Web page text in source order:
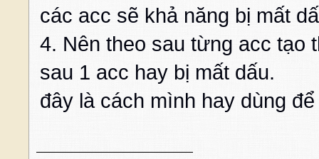
các acc sẽ khả năng bị mất
4. Nên theo sau từng acc tạo
sau 1 acc hay bị mất dấu.
đây là cách mình hay dùng